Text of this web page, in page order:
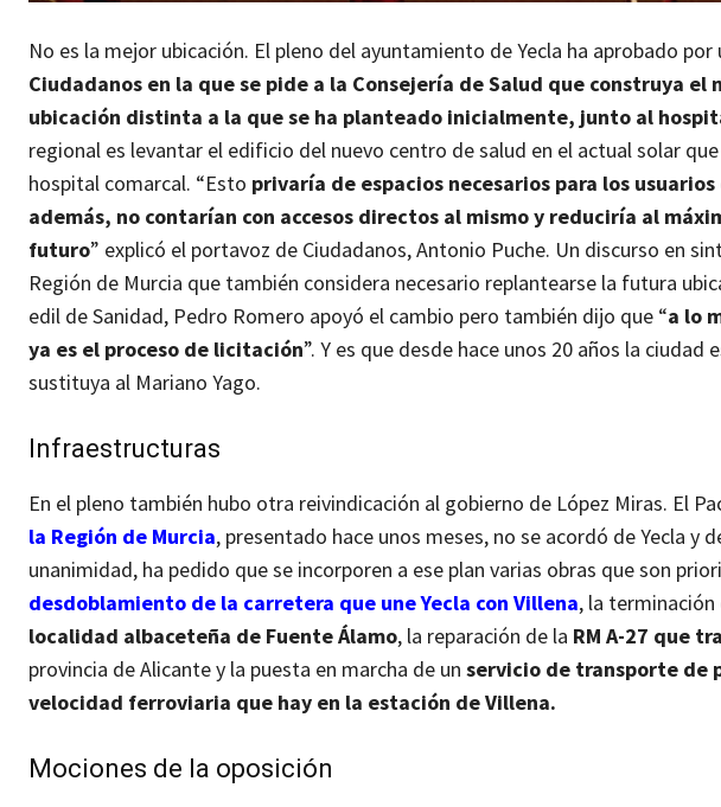
No es la mejor ubicación. El pleno del ayuntamiento de Yecla ha aprobado por
Ciudadanos en la que se pide a la Consejería de Salud que construya
ubicación distinta a la que se ha planteado inicialmente, junto al
regional es levantar el edificio del nuevo centro de salud en el actual solar
hospital comarcal. “Esto privaría de espacios necesarios para los
además, no contarían con accesos directos al mismo y reduciría al
futuro” explicó el portavoz de Ciudadanos, Antonio Puche. Un discurso en
Región de Murcia que también considera necesario replantearse la futura
edil de Sanidad, Pedro Romero apoyó el cambio pero también dijo que “a lo
ya es el proceso de licitación”. Y es que desde hace unos 20 años la
sustituya al Mariano Yago.
Infraestructuras
En el pleno también hubo otra reivindicación al gobierno de López Miras. El
la Región de Murcia, presentado hace unos meses, no se acordó de Yecla y
unanimidad, ha pedido que se incorporen a ese plan varias obras que son
desdoblamiento de la carretera que une Yecla con Villena, la terminación
localidad albaceteña de Fuente Álamo, la reparación de la RM A-27 que
provincia de Alicante y la puesta en marcha de un servicio de transporte de
velocidad ferroviaria que hay en la estación de Villena.
Mociones de la oposición